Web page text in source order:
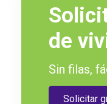
de
Sin filas,
Solicitar